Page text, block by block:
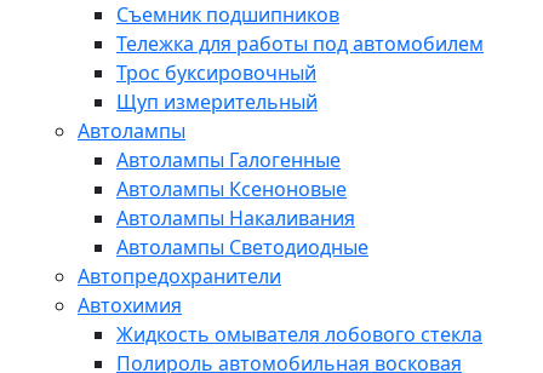
Съемник подшипников
Тележка для работы под автомобилем
Трос буксировочный
Щуп измерительный
Автолампы
Автолампы Галогенные
Автолампы Ксеноновые
Автолампы Накаливания
Автолампы Светодиодные
Автопредохранители
Автохимия
Жидкость омывателя лобового стекла
Полироль автомобильная восковая